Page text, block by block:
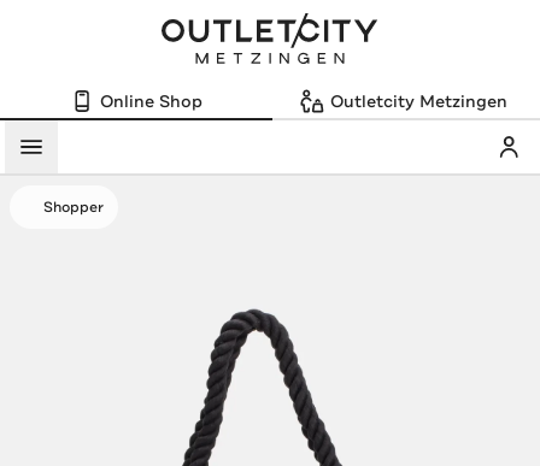
Online Shop Outletcity Metzingen
Menü
Shopper